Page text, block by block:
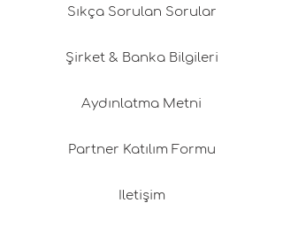
Sıkça Sorulan Sorular
Şirket & Banka Bilgileri
Aydınlatma Metni
Partner Katılım Formu
İletişim